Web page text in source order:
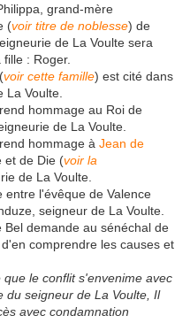
grand-mère
(voir titre de noblesse) de
de La Voulte sera
: Roger.
voir cette famille) est cité dans
La Voulte.
hommage au Roi de
de La Voulte.
hommage à Jean de
et de Die (voir la
de La Voulte.
entre l'évêque de Valence
seigneur de La Voulte.
demande au sénéchal de
comprendre les causes et
que le conflit s'envenime avec
du seigneur de La Voulte, Il
avec condamnation